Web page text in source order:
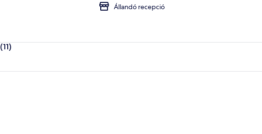
Állandó recepció
(11)